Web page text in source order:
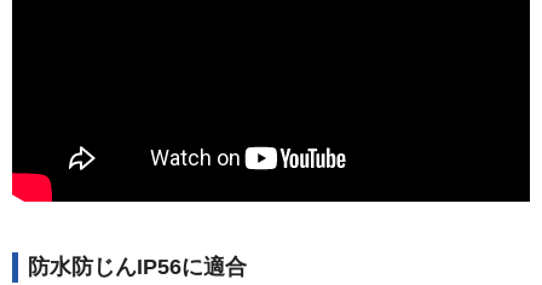
防水防じんIP56に適合